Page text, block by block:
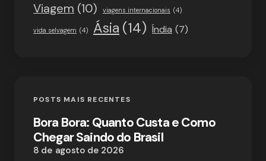
Viagem (10) viagens internacionais (4)
vida selvagem (4) Ásia (14) Índia (7)
POSTS MAIS RECENTES
Bora Bora: Quanto Custa e Como
Chegar Saindo do Brasil
8 de agosto de 2026